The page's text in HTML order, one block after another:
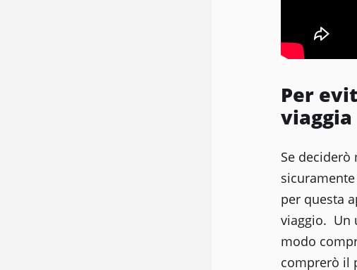
Per
viaggia
Se
per questa
viaggio. Un
modo
comprerò il